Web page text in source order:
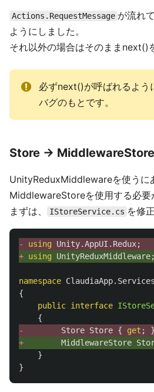
Actions.RequestMessage が流れ
ようにしました。
それ以外の場合はそのままnext()
必ずnext()が呼ばれるよう
バグのもとです。
Store →
UnityReduxMiddlewareを使うに
MiddlewareStoreを使用する必要
まずは、
IStoreService.cs を修
- using Unity.AppUI.Redux;
+ using UnityReduxMiddleware;
namespace ClaudiaApp.Services
{
public interface
{
-
Store Store { get ;
}
+
MiddlewareStore
}
}